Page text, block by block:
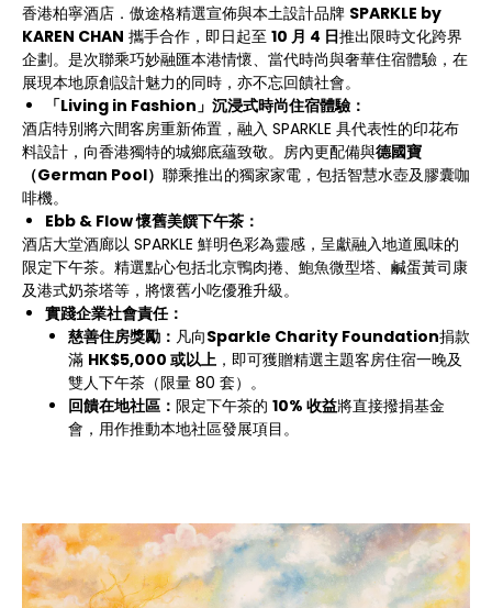
香港柏寧酒店．傲途格精選宣佈與本土設計品牌 SPARKLE by
KAREN CHAN 攜手合作，即日起至 10 月 4 日推出限時文化跨界
企劃。是次聯乘巧妙融匯本港情懷、當代時尚與奢華住宿體驗，在
展現本地原創設計魅力的同時，亦不忘回饋社會。
「Living in Fashion 」沉浸式時尚住宿體驗：
酒店特別將六間客房重新佈置，融入 SPARKLE 具代表性的印花布
料設計，向香港獨特的城鄉底蘊致敬。房內更配備與德國寶
（German Pool） 聯乘推出的獨家家電，包括智慧水壺及膠囊咖
啡機。
Ebb & Flow懷舊美饌下午茶：
酒店大堂酒廊以 SPARKLE 鮮明色彩為靈感，呈獻融入地道風味的
限定下午茶。精選點心包括北京鴨肉捲、鮑魚微型塔、鹹蛋黃司康
及港式奶茶塔等，將懷舊小吃優雅升級。
實踐企業社會責任：
慈善住房獎勵： 凡向Sparkle Charity Foundation捐款
滿 HK$5,000 或以上 ，即可獲贈精選主題客房住宿一晚及
雙人下午茶（限量 80 套）。
回饋在地社區： 限定下午茶的 10% 收益將直接撥捐基金
會，用作推動本地社區發展項目。